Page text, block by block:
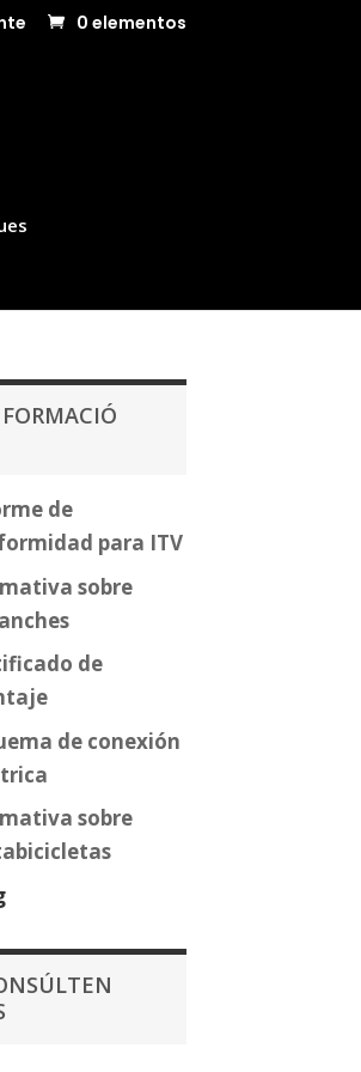
0 elementos
de
para ITV
sobre
de
de conexión
sobre